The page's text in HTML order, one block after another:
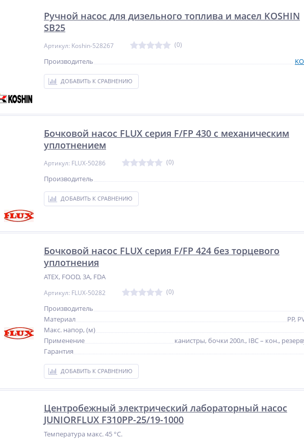
Ручной насос для дизельного топлива и масел KOSHIN
SB25
Артикул: Koshin-528267 (0)
Производитель
ДОБАВИТЬ К СРАВНЕНИЮ
Бочковой насос FLUX серия F/FP 430 c механическим
уплотнением
Артикул: FLUX-50286 (0)
Производитель
ДОБАВИТЬ К СРАВНЕНИЮ
Бочковой насос FLUX серия F/FP 424 без торцевого
уплотнения
ATEX, FOOD, 3A, FDA
Артикул: FLUX-50282 (0)
Производитель
Материал
PP,
Макс. напор, (м)
Применение
канистры, бочки 200л., IBC – кон.,
Гарантия
ДОБАВИТЬ К СРАВНЕНИЮ
Центробежный электрический лабораторный насос
JUNIORFLUX F310PP-25/19-1000
Температура макс. 45 °C.